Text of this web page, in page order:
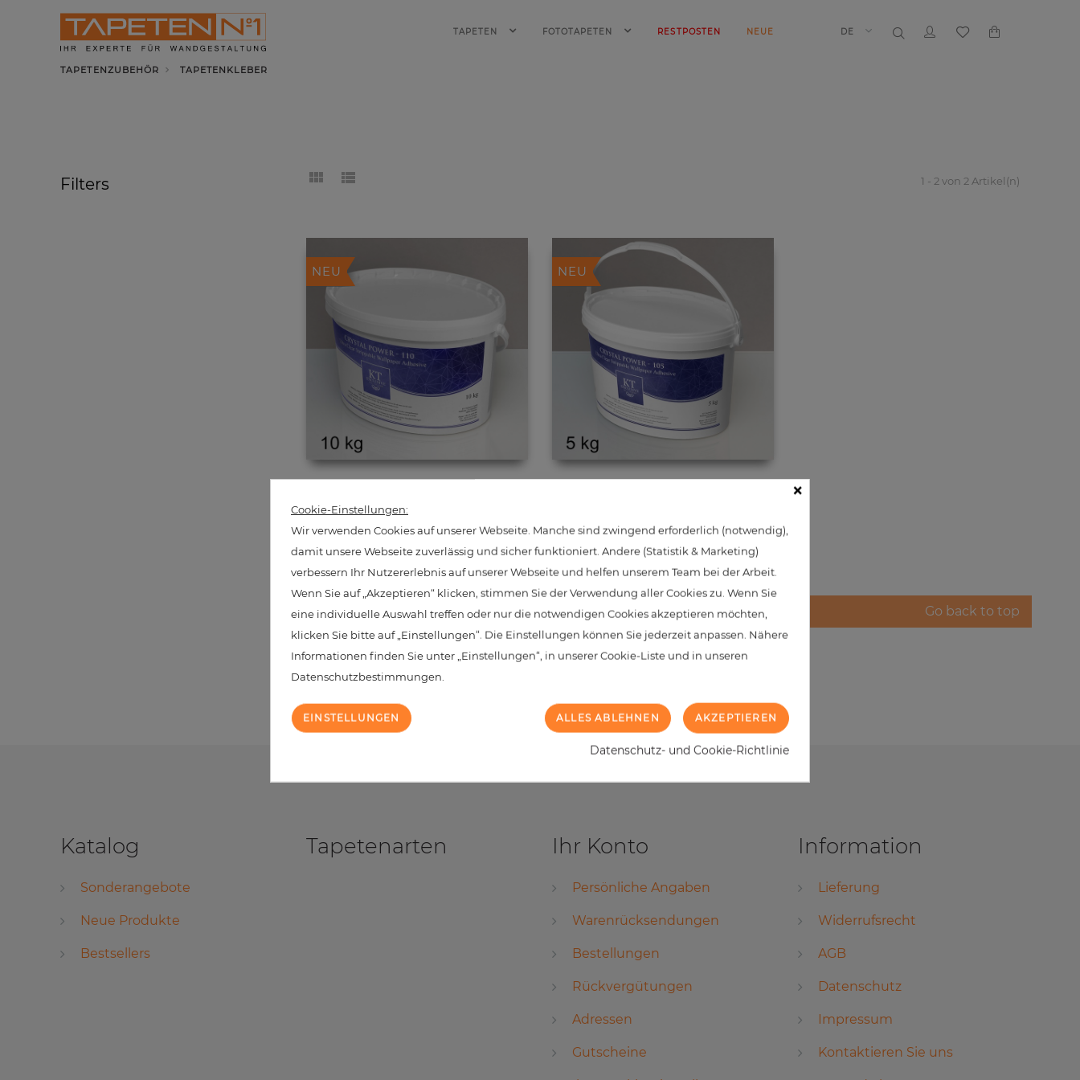
TAPETEN FOTOTAPETEN RESTPOSTEN NEUE DE
TAPETENZUBEHÖR TAPETENKLEBER
1 - 2 von 2 Artikel(n)
NEU
Preis
59,90 €
NEU
We have reached the bottom end of this page. Go back to top
Filters
Katalog
Sonderangebote
Neue Produkte
Bestsellers
Tapetenarten Ihr Konto
Persönliche Angaben
Warenrücksendungen
Bestellungen
Rückvergütungen
Adressen
Gutscheine
Information
Lieferung
Widerrufsrecht
AGB
Datenschutz
Impressum
Kontaktieren Sie uns
×
Cookie-Einstellungen:
Wir verwenden Cookies auf unserer Webseite. Manche sind zwingend erforderlich (notwendig),
damit unsere Webseite zuverlässig und sicher funktioniert. Andere (Statistik & Marketing)
verbessern Ihr Nutzererlebnis auf unserer Webseite und helfen unserem Team bei der Arbeit.
Wenn Sie auf „Akzeptieren“ klicken, stimmen Sie der Verwendung aller Cookies zu. Wenn Sie
eine individuelle Auswahl treffen oder nur die notwendigen Cookies akzeptieren möchten,
klicken Sie bitte auf „Einstellungen“. Die Einstellungen können Sie jederzeit anpassen. Nähere
Informationen finden Sie unter „Einstellungen“, in unserer Cookie-Liste und in unseren
Datenschutzbestimmungen.
AKZEPTIEREN
ALLES ABLEHNEN
EINSTELLUNGEN
Datenschutz- und Cookie-Richtlinie